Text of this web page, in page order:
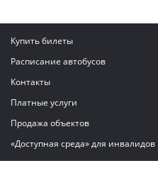
Купить билеты
Расписание автобусов
Контакты
Платные услуги
Продажа объектов
«Доступная среда» для инвалидов